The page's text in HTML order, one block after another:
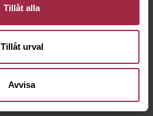
Tillåt alla
Tillåt urval
Avvisa